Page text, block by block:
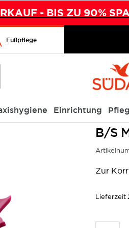
- BIS ZU 90%
Fußpflege
Einrichtung
B/S
Zur
Lieferzeit